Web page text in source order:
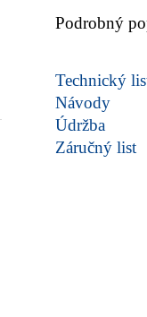
Podrobný
Technický
Návody
Údržba
Záručný list